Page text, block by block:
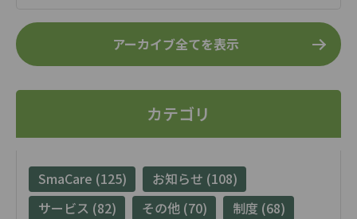
アーカイブ全てを表示
カテゴリ
SmaCare (125)
お知らせ (108)
サービス (82)
その他 (70)
制度 (68)